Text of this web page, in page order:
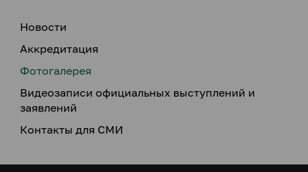
Новости
Аккредитация
Фотогалерея
Видеозаписи официальных выступлений и
заявлений
Контакты для СМИ